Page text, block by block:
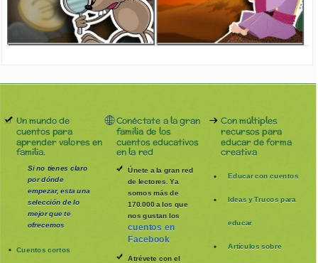
Un mundo de
cuentos para
aprender valores en
familia.
Si no tienes claro
por dónde
empezar, esta una
selección de lo
mejor que te
ofrecemos
Cuentos cortos
Conéctate a la gran
familia de los
cuentos educativos
en la red
Únete a la gran red
de lectores. Ya
somos más de
170.000 a los que
nos gustan los
cuentos en
Facebook
Atrévete con el
Con múltiples
recursos para
educar de forma
creativa
Educar con cuentos
Ideas y Trucos para
educar
Artículos sobre